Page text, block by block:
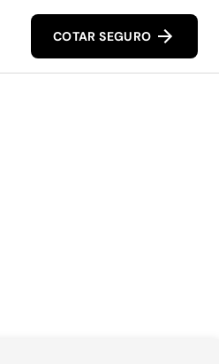
COTAR SEGURO